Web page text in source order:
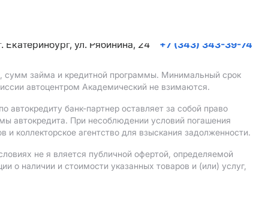
Екатеринбург, ул. Рябинина, 24
+7 (343) 343-39-74
сумм займа и кредитной программы. Минимальный срок
автоцентром Академический не взимаются.
банк-партнер оставляет за собой право
автокредита. При несоблюдении условий погашения
коллекторское агентство для взыскания задолженности.
не я вляется публичной офертой, определяемой
о наличии и стоимости указанных товаров и (или) услуг,